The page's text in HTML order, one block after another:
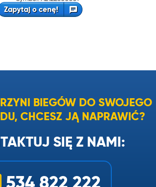
Zapytaj o cenę!
BIEGÓW DO SWOJEGO
CHCESZ JĄ NAPRAWIĆ?
SIĘ Z NAMI:
534 822 222